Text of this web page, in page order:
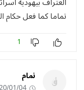
تماما كما فعل حكام
1
نمام